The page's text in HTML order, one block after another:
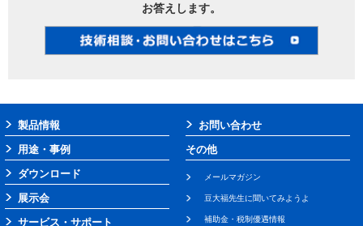
お答えします。
製品情報
用途・事例
ダウンロード
展示会
サービス・サポート
お問い合わせ
その他
メールマガジン
豆大福先生に聞いてみようよ
補助金・税制優遇情報